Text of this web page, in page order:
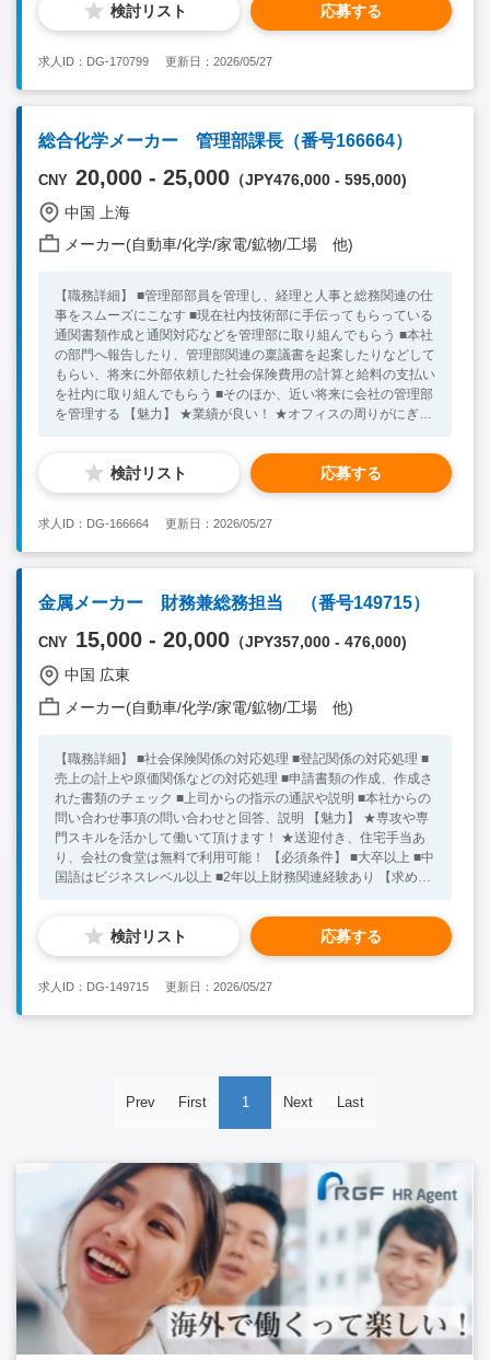
ープ連結決算の実務経験あり ■Excel、ERPとWMS/OMSのイン
ターフェース理解できる方 ■SOP/プロジェクト管理能力あり
職 中国勤務 無料斡旋サービス
検討リスト 応募する
求人ID：DG-170799 更新日：2026/05/27
総合化学メーカー 管理部課長（番号166664）
CNY 20,000 - 25,000 （JPY476,000 - 595,000)
中国 上海
メーカー(自動車/化学/家電/鉱物/工場 他)
【職務詳細】 ■管理部部員を管理し、経理と人事と総務関連の仕
事をスムーズにこなす ■現在社内技術部に手伝ってもらっている
通関書類作成と通関対応などを管理部に取り組んでもらう ■本社
の部門へ報告したり、管理部関連の稟議書を起案したりなどして
もらい、将来に外部依頼した社会保険費用の計算と給料の支払い
を社内に取り組んでもらう ■そのほか、近い将来に会社の管理部
を管理する 【魅力】 ★業績が良い！ ★オフィスの周りがにぎや
ができる！ ★各種福利厚生制度が充実！ 【必須条件】 ■大卒以
上 ■中国語準ビジネスレベル ■経理部と総務部の管理職を経験し
た方 ■PCにおけるOFFICEソフトを熟練に使用できる方 ★30代
勤務 中国就職支援 無料斡旋サービス 経理総務管理職
検討リスト 応募する
求人ID：DG-166664 更新日：2026/05/27
金属メーカー 財務兼総務担当 （番号149715）
CNY 15,000 - 20,000 （JPY357,000 - 476,000)
中国 広東
メーカー(自動車/化学/家電/鉱物/工場 他)
【職務詳細】 ■社会保険関係の対応処理 ■登記関係の対応処理 ■
売上の計上や原価関係などの対応処理 ■申請書類の作成、作成さ
れた書類のチェック ■上司からの指示の通訳や説明 ■本社からの
問い合わせ事項の問い合わせと回答、説明 【魅力】 ★専攻や専
門スキルを活かして働いて頂けます！ ★送迎付き、住宅手当あ
り、会社の食堂は無料で利用可能！ 【必須条件】 ■大卒以上 ■中
国語はビジネスレベル以上 ■2年以上財務関連経験あり 【求める
系企業就職 中国勤務 中国就職支援 無料斡旋サービス 財務
経理 会計 総務
検討リスト 応募する
求人ID：DG-149715 更新日：2026/05/27
Prev First 1 Next Last